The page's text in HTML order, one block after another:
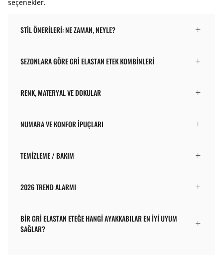
seçenekler.
STIL ÖNERILERI: NE ZAMAN, NEYLE?
SEZONLARA GÖRE GRI ELASTAN ETEK KOMBINLERI
RENK, MATERYAL VE DOKULAR
NUMARA VE KONFOR İPUÇLARI
TEMIZLEME / BAKIM
2026 TREND ALARMI
BIR GRI ELASTAN ETEĞE HANGI AYAKKABILAR EN IYI UYUM
SAĞLAR?